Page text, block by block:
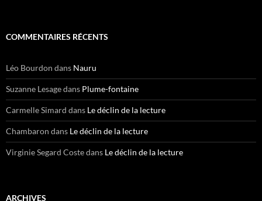
COMMENTAIRES RÉCENTS
Léo Bourdon dans Nauru
Suzanne Lesagedans Plume-fontaine
Carmelle Simard dans Le déclin de la lecture
Chambaron dans Le déclin de la lecture
Virginie Segard Costedans Le déclin de la lecture
ARCHIVES